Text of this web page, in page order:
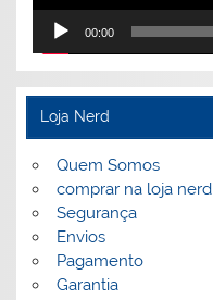
00:00
Loja Nerd
Quem Somos
comprar na loja nerd
Segurança
Envios
Pagamento
Garantia